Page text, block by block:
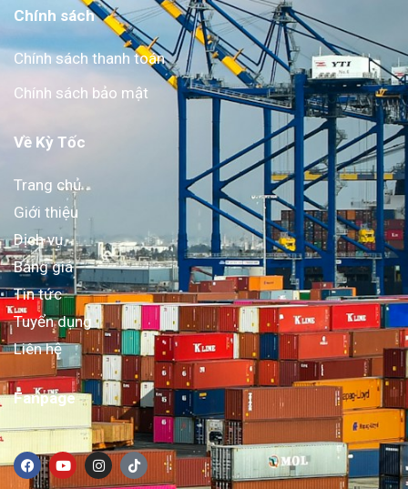
Chính sách
Chính sách thanh toán
Chính sách bảo mật
Về Kỳ Tốc
Trang chủ
Giới thiệu
Dịch vụ
Bảng giá
Tin tức
Tuyển dụng
Liên hệ
Fanpage